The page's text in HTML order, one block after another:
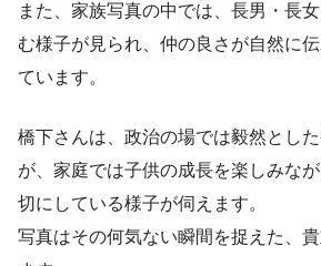
また、家族写真の中では、長男・長
む様子が見られ、仲の良さが自然に
ています。
橋下さんは、政治の場では毅然とし
が、家庭では子供の成長を楽しみな
切にしている様子が伺えます。
写真はその何気ない瞬間を捉えた、